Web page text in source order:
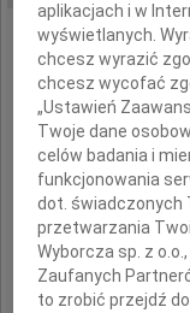
aplikacjach i w
wyświetlanych.
chcesz wyrazić
chcesz wycofać
„Ustawień
Twoje dane
celów badania i
funkcjonowania
dot. świadczonych
przetwarzania
Wyborcza sp. z
Zaufanych
to zrobić przejdź